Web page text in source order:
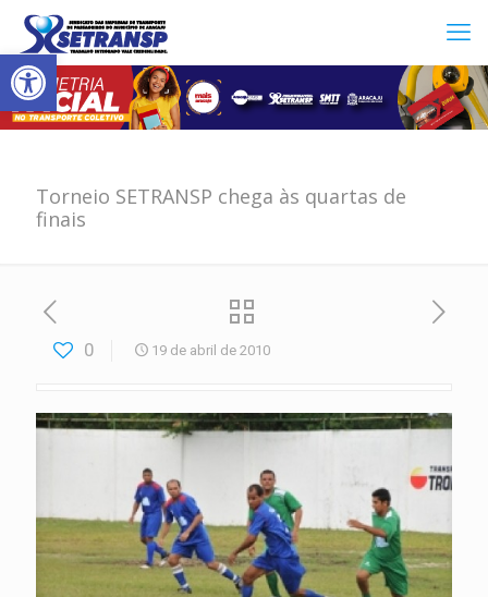
Abrir a barra de ferramentas
Torneio SETRANSP chega às quartas de
finais
0 19 de abril de 2010